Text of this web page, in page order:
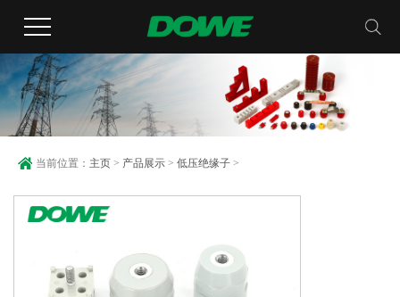
当前位置： 主页 > 产品展示 > 低压绝缘子 >
MG绝缘子